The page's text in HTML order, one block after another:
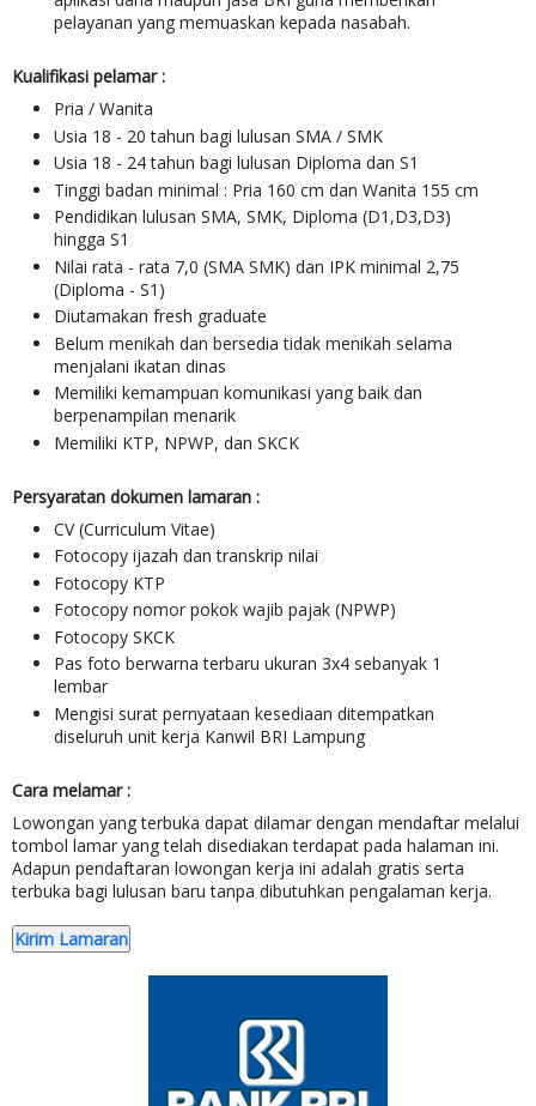
pelayanan yang memuaskan kepada nasabah.
Kualifikasi pelamar :
Pria / Wanita
Usia 18 - 20 tahun bagi lulusan SMA / SMK
Usia 18 - 24 tahun bagi lulusan Diploma dan S1
Tinggi badan minimal : Pria 160 cm dan Wanita 155 cm
Pendidikan lulusan SMA, SMK, Diploma (D1,D3,D3)
hingga S1
Nilai rata - rata 7,0 (SMA SMK) dan IPK minimal 2,75
(Diploma - S1)
Diutamakan fresh graduate
Belum menikah dan bersedia tidak menikah selama
menjalani ikatan dinas
Memiliki kemampuan komunikasi yang baik dan
berpenampilan menarik
Memiliki KTP, NPWP, dan SKCK
Persyaratan dokumen lamaran :
CV (Curriculum Vitae)
Fotocopy ijazah dan transkrip nilai
Fotocopy KTP
Fotocopy nomor pokok wajib pajak (NPWP)
Fotocopy SKCK
Pas foto berwarna terbaru ukuran 3x4 sebanyak 1
lembar
Mengisi surat pernyataan kesediaan ditempatkan
diseluruh unit kerja Kanwil BRI Lampung
Cara melamar :
Lowongan yang terbuka dapat dilamar dengan mendaftar melalui
tombol lamar yang telah disediakan terdapat pada halaman ini.
Adapun pendaftaran lowongan kerja ini adalah gratis serta
terbuka bagi lulusan baru tanpa dibutuhkan pengalaman kerja.
Kirim Lamaran